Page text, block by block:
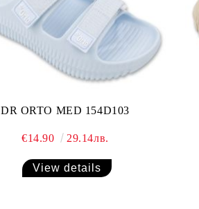
DR ORTO MED 154D103
€14.90 29.14лв.
View details